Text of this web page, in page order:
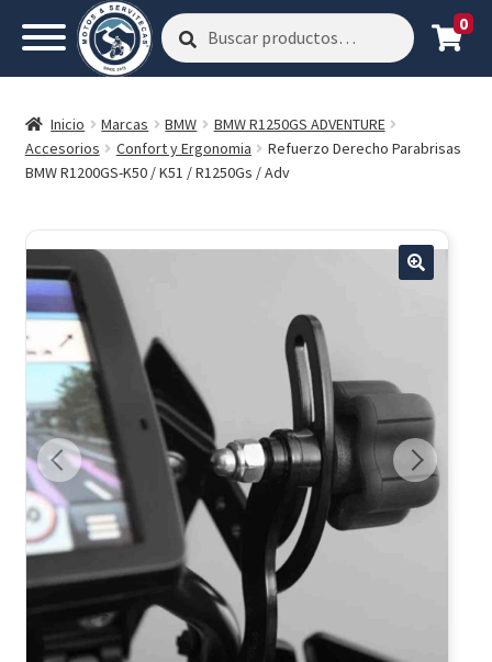
Buscar
por:
Buscar 0
Inicio Marcas BMW
BMW R1250GS ADVENTURE
Accesorios
Confort y Ergonomia
Refuerzo Derecho Parabrisas
BMW R1200GS-K50 / K51 / R1250Gs / Adv